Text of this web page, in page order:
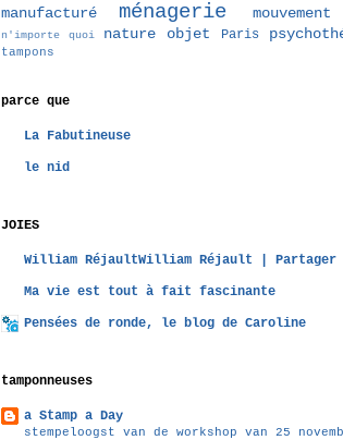
manufacturé ménagerie mouvement
n'importe quoi nature objet Paris
tampons
parce que
La Fabutineuse
le nid
JOIES
William RéjaultWilliam Réjault | Partager
Ma vie est tout à fait fascinante
Pensées de ronde, le blog de Caroline
tamponneuses
a Stamp a Day
stempeloogst van de workshop van 25